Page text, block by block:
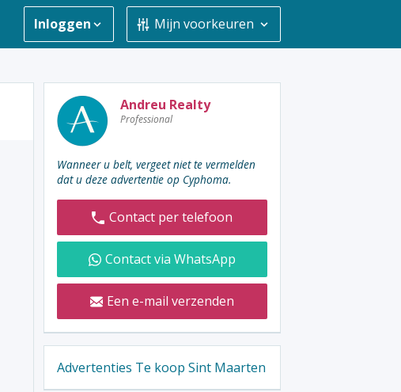
Inloggen Mijn voorkeuren
De
adverteerder
contacteren
:
Andreu Realty
Professional
Wanneer u belt, vergeet niet te vermelden
dat u deze advertentie op Cyphoma.
Contact per telefoon
Contact via WhatsApp
Een e-mail verzenden
Advertenties Te koop Sint Maarten